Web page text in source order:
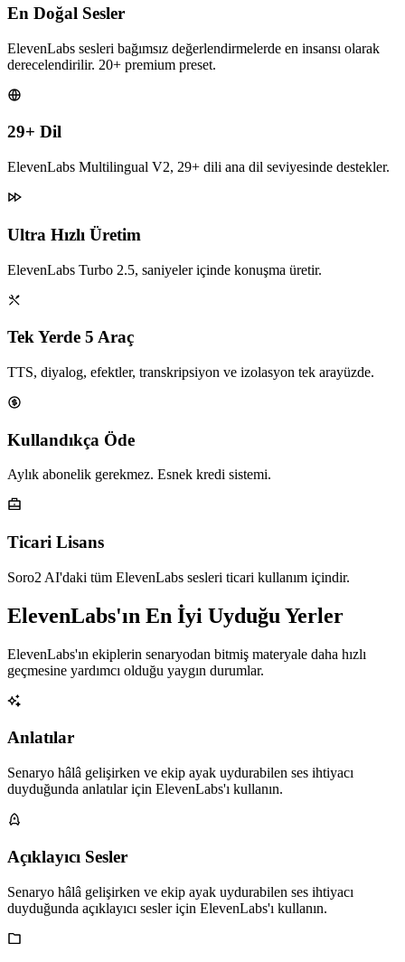
En Doğal Sesler
ElevenLabs sesleri bağımsız değerlendirmelerde en insansı olarak
derecelendirilir. 20+ premium preset.
29+ Dil
ElevenLabs Multilingual V2, 29+ dili ana dil seviyesinde destekler.
Ultra Hızlı Üretim
ElevenLabs Turbo 2.5, saniyeler içinde konuşma üretir.
Tek Yerde 5 Araç
TTS, diyalog, efektler, transkripsiyon ve izolasyon tek arayüzde.
Kullandıkça Öde
Aylık abonelik gerekmez. Esnek kredi sistemi.
Ticari Lisans
Soro2 AI'daki tüm ElevenLabs sesleri ticari kullanım içindir.
ElevenLabs'ın En İyi Uyduğu Yerler
ElevenLabs'ın ekiplerin senaryodan bitmiş materyale daha hızlı
geçmesine yardımcı olduğu yaygın durumlar.
Anlatılar
Senaryo hâlâ gelişirken ve ekip ayak uydurabilen ses ihtiyacı
duyduğunda anlatılar için ElevenLabs'ı kullanın.
Açıklayıcı Sesler
Senaryo hâlâ gelişirken ve ekip ayak uydurabilen ses ihtiyacı
duyduğunda açıklayıcı sesler için ElevenLabs'ı kullanın.